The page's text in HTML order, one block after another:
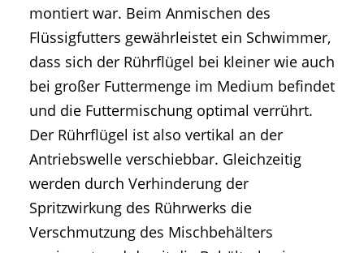
montiert war. Beim Anmischen des
Flüssigfutters gewährleistet ein Schwimmer,
dass sich der Rührflügel bei kleiner wie auch
bei großer Futtermenge im Medium befindet
und die Futtermischung optimal verrührt.
Der Rührflügel ist also vertikal an der
Antriebswelle verschiebbar. Gleichzeitig
werden durch Verhinderung der
Spritzwirkung des Rührwerks die
Verschmutzung des Mischbehälters